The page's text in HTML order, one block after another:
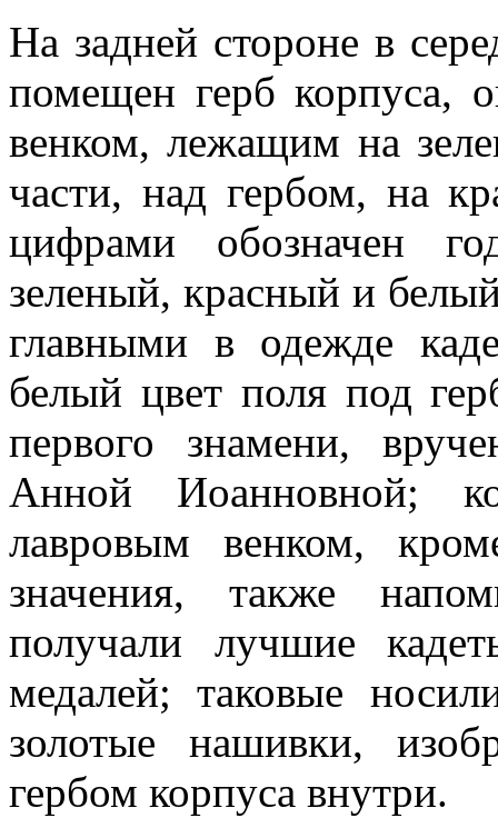
На задней стороне в
помещен герб корпуса,
венком, лежащим на
части, над гербом, на
цифрами обозначен
зеленый, красный и
главными в одежде
белый цвет поля под
первого знамени,
Анной Иоанновной;
лавровым венком,
значения, также
получали лучшие
медалей; таковые
золотые нашив­ки,
гербом корпуса внутри.